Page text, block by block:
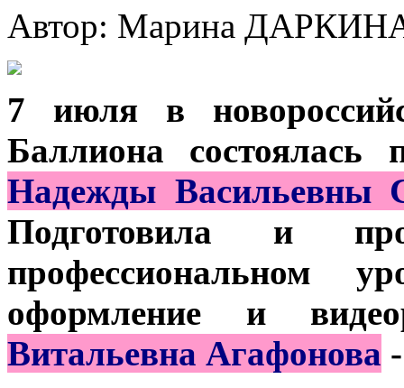
Автор: Марина
7 июля в
Баллиона состоялась
Надежды Васильевны
Подготовила и
профессиональном
оформление и
Витальевна Агафонова -